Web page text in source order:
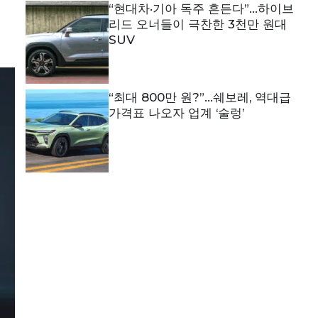
“현대차·기아 독주 흔든다”…하이브
리드 오너들이 극찬한 3천만 원대
SUV
“최대 800만 원?”…쉐보레, 역대급
가격표 나오자 업계 ‘술렁’